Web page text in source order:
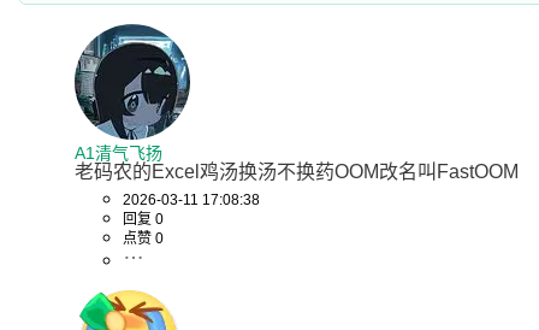
A1清气飞扬
老码农的Excel鸡汤换汤不换药OOM改名叫FastOOM
2026-03-11 17:08:38
回复 0
点赞 0